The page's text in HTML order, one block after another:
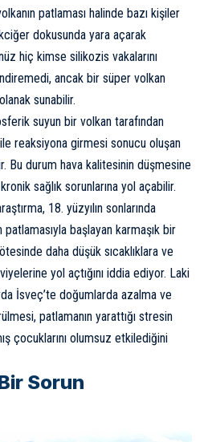
patlaması halinde bazı kişiler
dokusunda yara açarak
hiç kimse silikozis vakalarını
ancak bir süper volkan
sunabilir.
suyun bir volkan tarafından
reaksiyona girmesi sonucu oluşan
Bu durum hava kalitesinin düşmesine
sağlık sorunlarına yol açabilir.
18. yüzyılın sonlarında
patlamasıyla başlayan karmaşık bir
daha düşük sıcaklıklara ve
yol açtığını iddia ediyor. Laki
İsveç’te doğumlarda azalma ve
patlamanın yarattığı stresin
çocuklarını olumsuz etkilediğini
Sorun